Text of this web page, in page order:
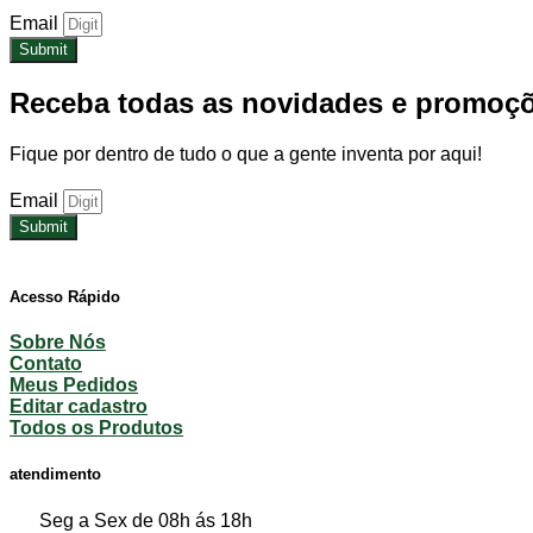
Email
Submit
Receba todas as novidades e
Fique por dentro de tudo o que a gente inventa por aqui!
Email
Submit
Acesso Rápido​
Sobre Nós
Contato
Meus Pedidos
Editar cadastro
Todos os Produtos
atendimento
Seg a Sex de 08h ás 18h